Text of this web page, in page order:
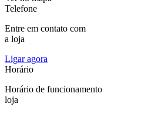
Telefone
Entre em contato com
a loja
Ligar agora
Horário
Horário de funcionamento
loja